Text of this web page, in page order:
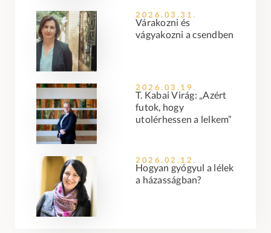
2026.03.31.
Várakozni és
vágyakozni a csendben
2026.03.19.
T. Kabai Virág: „Azért
futok, hogy
utolérhessen a lelkem”
2026.02.12.
Hogyan gyógyul a lélek
a házasságban?